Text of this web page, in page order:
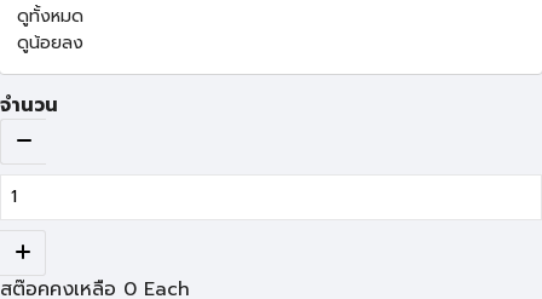
ดูทั้งหมด
ดูน้อยลง
จำนวน
สต๊อคคงเหลือ 0 Each